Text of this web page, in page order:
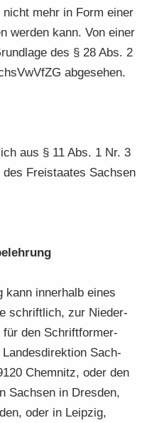
mehr in Form einer
wer­den kann. Von einer
des § 28 Abs. 2
ab­ge­se­hen.
aus § 11 Abs. 1 Nr. 3
Frei­staa­tes Sach­sen
kann in­ner­halb eines
schrift­lich, zur Nie­der­
für den Schrift­for­m­er­
Sach­
Chem­nitz, oder den
Sach­sen in Dres­den,
oder in Leip­zig,